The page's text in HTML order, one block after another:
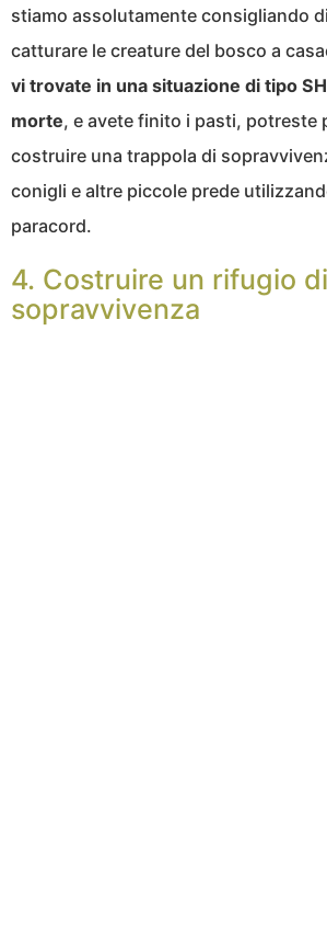
stiamo assolutamente consigliando
catturare le creature del bosco a
vi trovate in una situazione di tipo
morte, e avete finito i pasti, potreste
costruire una trappola di
conigli e altre piccole prede
paracord.
4. Costruire un rifugio di
sopravvivenza